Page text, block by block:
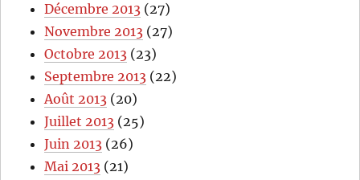
Décembre 2013 (27)
Novembre 2013 (27)
Octobre 2013 (23)
Septembre 2013 (22)
Août 2013 (20)
Juillet 2013 (25)
Juin 2013 (26)
Mai 2013 (21)